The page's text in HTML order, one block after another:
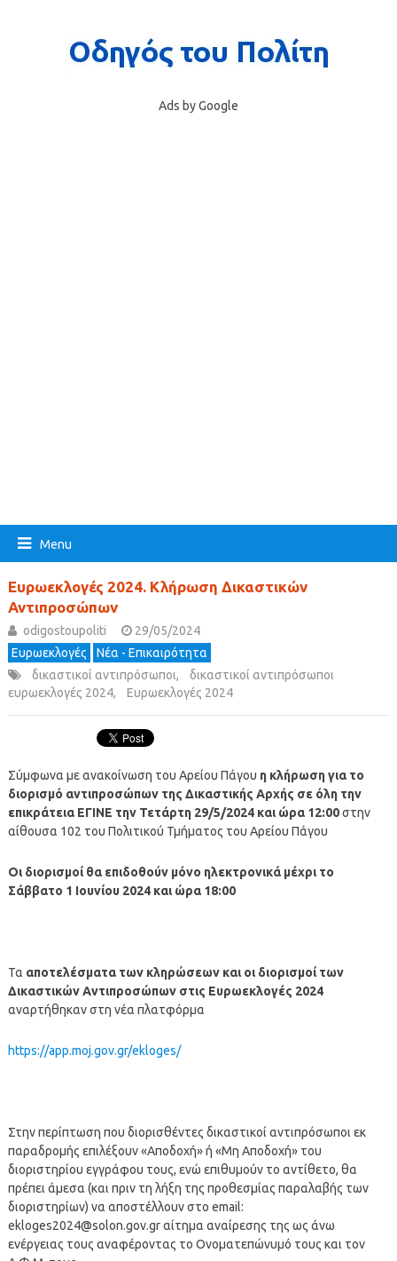
Ads by Google
Menu
Ευρωεκλογές 2024. Κλήρωση Δικαστικών
Αντιπροσώπων
odigostoupoliti
29/05/2024
Ευρωεκλογές
Νέα - Επικαιρότητα
δικαστικοί αντιπρόσωποι,
δικαστικοί αντιπρόσωποι
ευρωεκλογές 2024, Ευρωεκλογές 2024
Σύμφωνα με ανακοίνωση του Αρείου Πάγου η κλήρωση για το
διορισμό αντιπροσώπων της Δικαστικής Αρχής σε όλη την
επικράτεια ΕΓΙΝΕ την Τετάρτη 29/5/2024 και ώρα 12:00στην
αίθουσα 102 του Πολιτικού Τμήματος του Αρείου Πάγου
Οι διορισμοί θα επιδοθούν μόνο ηλεκτρονικά μέχρι το
Σάββατο 1 Ιουνίου 2024 και ώρα 18:00
Τα αποτελέσματα των κληρώσεων και οι διορισμοί των
Δικαστικών Αντιπροσώπων στις Ευρωεκλογές 2024
αναρτήθηκαν στη νέα πλατφόρμα
https://app.moj.gov.gr/ekloges/
Στην περίπτωση που διορισθέντες δικαστικοί αντιπρόσωποι εκ
παραδρομής επιλέξουν «Αποδοχή» ή «Μη Αποδοχή» του
διοριστηρίου εγγράφου τους, ενώ επιθυμούν το αντίθετο, θα
πρέπει άμεσα (και πριν τη λήξη της προθεσμίας παραλαβής των
διοριστηρίων) να αποστέλλουν στο email:
ekloges2024@solon.gov.grαίτημα αναίρεσης της ως άνω
ενέργειας τους αναφέροντας το Ονοματεπώνυμό τους και τον